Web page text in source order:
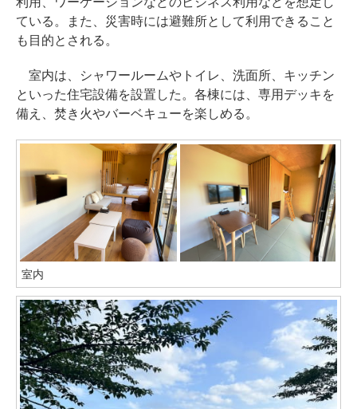
ている。また、災害時には避難所として利用できること
も目的とされる。
室内は、シャワールームやトイレ、洗面所、キッチン
といった住宅設備を設置した。各棟には、専用デッキを
備え、焚き火やバーベキューを楽しめる。
室内